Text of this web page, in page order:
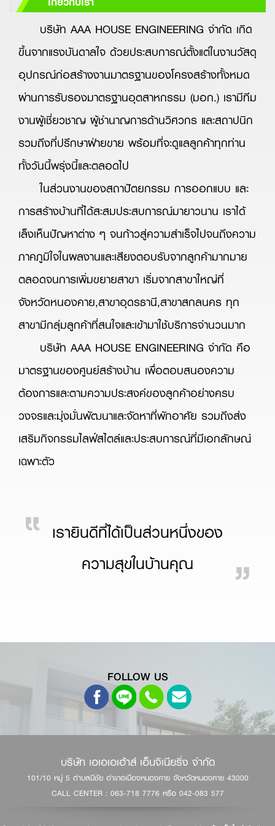
บริษัท AAA HOUSE ENGINEERING จำกัด เกิด
ขึ้นจากแรงบันดาลใจ ด้วยประสบการณ์ตั้งแต่ในงานวัสดุ
อุปกรณ์ก่อสร้างงานมาตรฐานของโครงสร้างทั้งหมด
ผ่านการรับรองมาตรฐานอุตสาหกรรม (มอก.) เรามีทีม
งานผู้เชี่ยวชาญ ผู้ชำนาญการด้านวิศวกร และสถาปนิก
รวมถึงที่ปรึกษาฝ่ายขาย พร้อมที่จะดูแลลูกค้าทุกท่าน
ทั้งวันนี้พรุ่งนี้และตลอดไป
ในส่วนงานของสถาปัตยกรรม การออกแบบ และ
การสร้างบ้านที่ได้สะสมประสบการณ์มายาวนาน เราได้
เล็งเห็นปัญหาต่าง ๆ จนก้าวสู่ความสำเร็จไปจนถึงความ
ภาคภูมิใจในผลงานและเสียงตอบรับจากลูกค้ามากมาย
ตลอดจนการเพิ่มขยายสาขา เริ่มจากสาขาใหญ่ที่
จังหวัดหนองคาย,สาขาอุดรธานี,สาขาสกลนคร ทุก
สาขามีกลุ่มลูกค้าที่สนใจและเข้ามาใช้บริการจำนวนมาก
บริษัท AAA HOUSE ENGINEERING จำกัด คือ
มาตรฐานของศูนย์สร้างบ้าน เพื่อตอบสนองความ
ต้องการและตามความประสงค์ของลูกค้าอย่างครบ
วงจรและมุ่งมั่นพัฒนาและจัดหาที่พักอาศัย รวมถึงส่ง
เสริมกิจกรรมไลฟ์สไตล์และประสบการณ์ที่มีเอกลักษณ์
เฉพาะตัว
เรายินดีที่ได้เป็นส่วนหนึ่งของ
ความสุขในบ้านคุณ
FOLLOW US
บริษัท เอเอเอเฮ้าส์ เอ็นจิเนียริ่ง จำกัด
101/10 หมู่ 5 ตำบลมีชัย อำเภอเมืองหนองคาย จังหวัดหนองคาย 43000
CALL CENTER : 063-718 7776 หรือ 042-083 577